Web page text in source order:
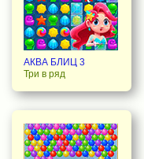
АКВА БЛИЦ 3
Три в ряд